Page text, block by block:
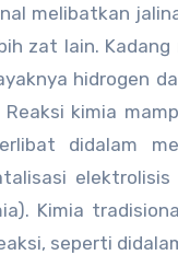
melibatkan
zat lain.
hidrogen
Reaksi kimia
didalam
Kimia
seperti